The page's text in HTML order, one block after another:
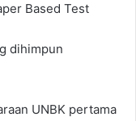
Based Test
dihimpun
UNBK pertama